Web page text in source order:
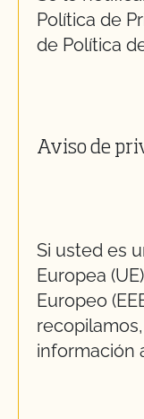
Política de
de Política
Aviso de
Si usted es
Europea
Europeo
información